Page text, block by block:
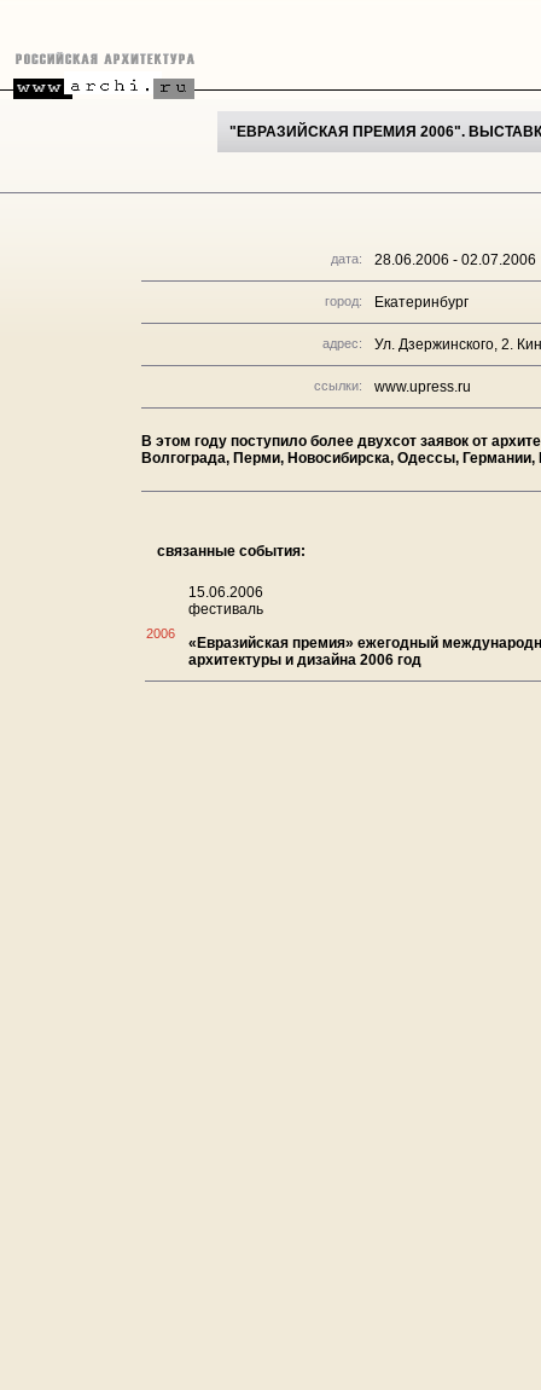
"ЕВРАЗИЙСКАЯ ПРЕМИЯ 2006".
дата: 28.06.2006 - 02.07.2006
город: Екатеринбург
адрес: Ул. Дзержинского, 2.
ссылки: www.upress.ru
В этом году поступило более двухсот заявок от
Волгограда, Перми, Новосибирска, Одессы, Германии,
связанные события:
2006
15.06.2006
фестиваль
«Евразийская премия» ежегодный
архитектуры и дизайна 2006 год